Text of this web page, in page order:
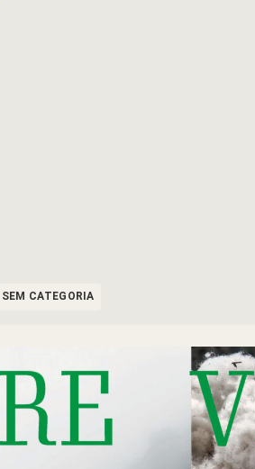
SEM CATEGORIA